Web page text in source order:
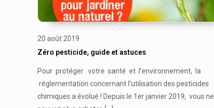
20 août 2019
Zéro pesticide, guide et astuces
Pour protéger votre santé et l’environnement, la
réglementation concernant l’utilisation des pesticides
chimiques a évolué ! Depuis le 1er janvier 2019, vous ne